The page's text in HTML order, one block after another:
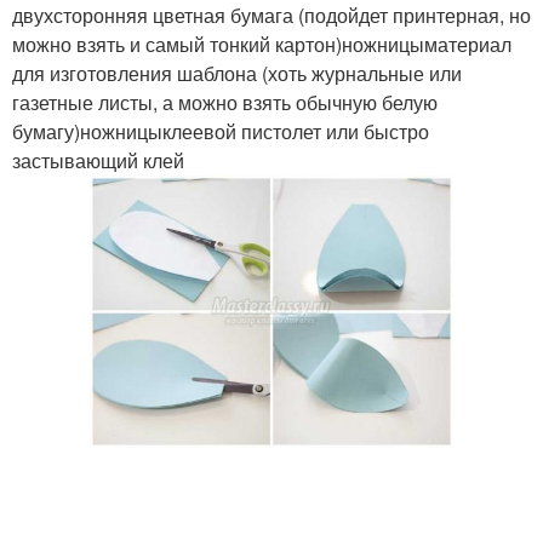
двухсторонняя цветная бумага (подойдет принтерная, но
можно взять и самый тонкий картон)ножницыматериал
для изготовления шаблона (хоть журнальные или
газетные листы, а можно взять обычную белую
бумагу)ножницыклеевой пистолет или быстро
застывающий клей